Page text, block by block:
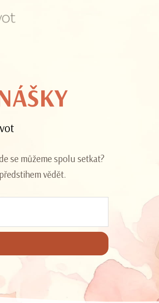
se můžeme spolu setkat?
vědět.